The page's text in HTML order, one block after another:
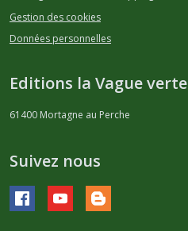
Gestion des cookies
Données personnelles
Editions la Vague verte
61400 Mortagne au Perche
Suivez nous